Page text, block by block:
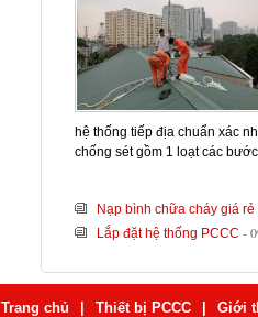
hệ thống tiếp địa chuẩn xác
chống sét gồm 1 loạt các
Nạp bình chữa cháy giá rẻ
Lắp đặt hệ thống PCCC -
Trang chủ Thiết bị PCCC Giới